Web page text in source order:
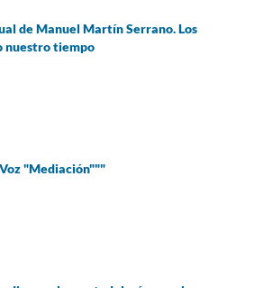
de Manuel Martín Serrano. Los
nuestro tiempo
"Mediación"""